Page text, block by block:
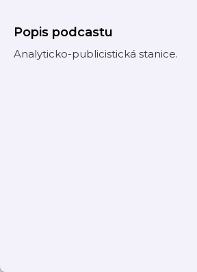
Popis podcastu
Analyticko-publicistická stanice.